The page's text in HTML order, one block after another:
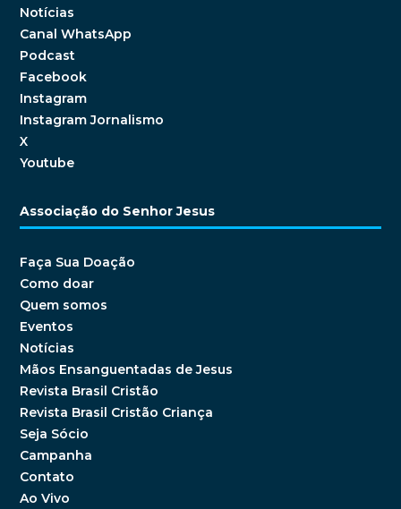
Notícias
Canal WhatsApp
Podcast
Facebook
Instagram
Instagram Jornalismo
X
Youtube
Associação do Senhor Jesus
Faça Sua Doação
Como doar
Quem somos
Eventos
Notícias
Mãos Ensanguentadas de Jesus
Revista Brasil Cristão
Revista Brasil Cristão Criança
Seja Sócio
Campanha
Contato
Ao Vivo